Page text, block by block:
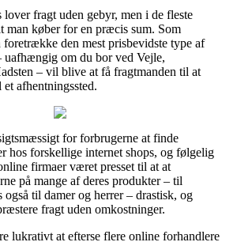
lover fragt uden gebyr, men i de fleste
køber for en præcis sum. Som
foretrække den mest prisbevidste type af
uafhængig om du bor ved Vejle,
– vil blive at få fragtmanden til at
afhentningssted.
for forbrugerne at finde
hos forskellige internet shops, og følgelig
firmaer været presset til at at
på mange af deres produkter – til
også til damer og herrer – drastisk, og
fragt uden omkostninger.
lukrativt at efterse flere online forhandlere